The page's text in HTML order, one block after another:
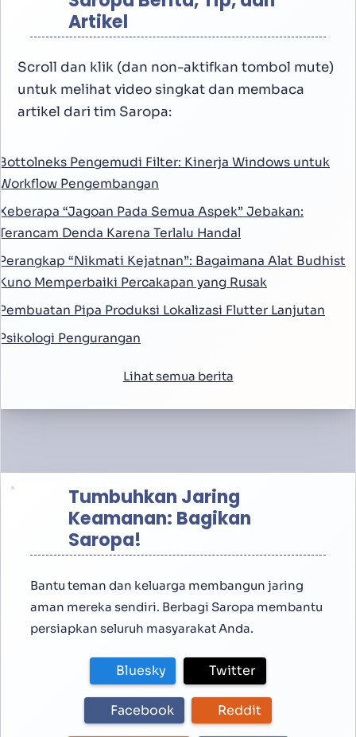
Artikel
Scroll dan klik (dan non-aktifkan tombol mute)
untuk melihat video singkat dan membaca
artikel dari tim Saropa:
Pengemudi Filter: Kinerja Windows untuk
Pengembangan
“Jagoan Pada Semua Aspek” Jebakan:
Denda Karena Terlalu Handal
“Nikmati Kejatnan”: Bagaimana Alat Budhist
Memperbaiki Percakapan yang Rusak
Pipa Produksi Lokalizasi Flutter Lanjutan
Pengurangan
Lihat semua berita
Tumbuhkan Jaring
Keamanan: Bagikan
Saropa!
Bantu teman dan keluarga membangun jaring
aman mereka sendiri. Berbagi Saropa membantu
persiapkan seluruh masyarakat Anda.
Bluesky Twitter
Facebook Reddit